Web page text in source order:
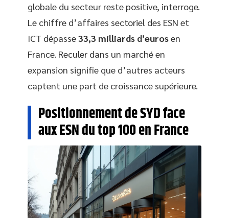
globale du secteur reste positive, interroge.
Le chiffre d’affaires sectoriel des ESN et
ICT dépasse33,3 milliards d’eurosen
France. Reculer dans un marché en
expansion signifie que d’autres acteurs
captent une part de croissance supérieure.
Positionnement de SYD face
aux ESN du top 100 en France